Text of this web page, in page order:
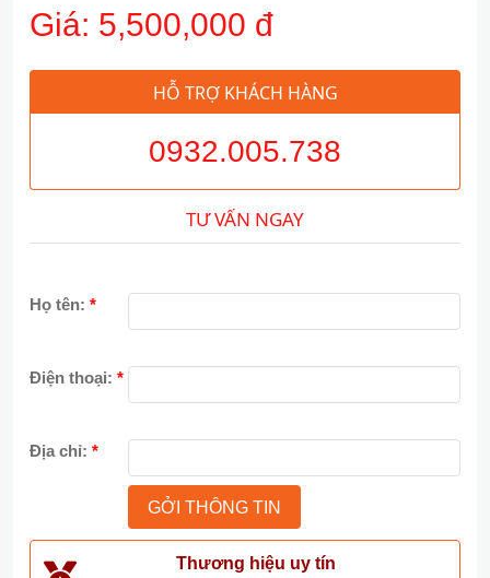
Giá: 5,500,000 đ
HỖ TRỢ KHÁCH HÀNG
0932.005.738
TƯ VẤN NGAY
Họ tên: *
Điện thoại: *
Địa chỉ: *
Thương hiệu uy tín